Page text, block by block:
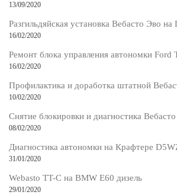
13/09/2020
Разгильдяйская установка Вебасто Эво на
16/02/2020
Ремонт блока управления автономки Ford
16/02/2020
Профилактика и доработка штатной
10/02/2020
Снятие блокировки и диагностика
08/02/2020
Диагностика автономки на Крафтере
31/01/2020
Webasto TT-C на BMW E60 дизель
29/01/2020